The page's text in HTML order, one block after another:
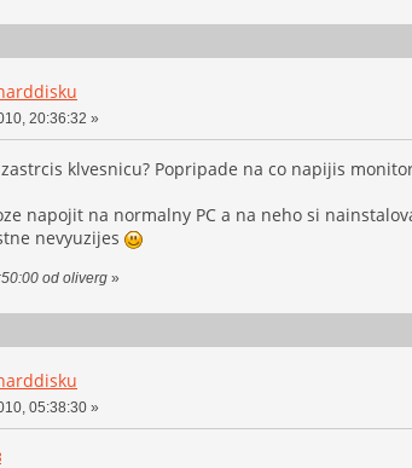
20:36:32 »
zastrcis klvesnicu? Popripade na co napijis
napojit na normalny PC a na neho si
nevyuzijes
od oliverg »
05:38:30 »